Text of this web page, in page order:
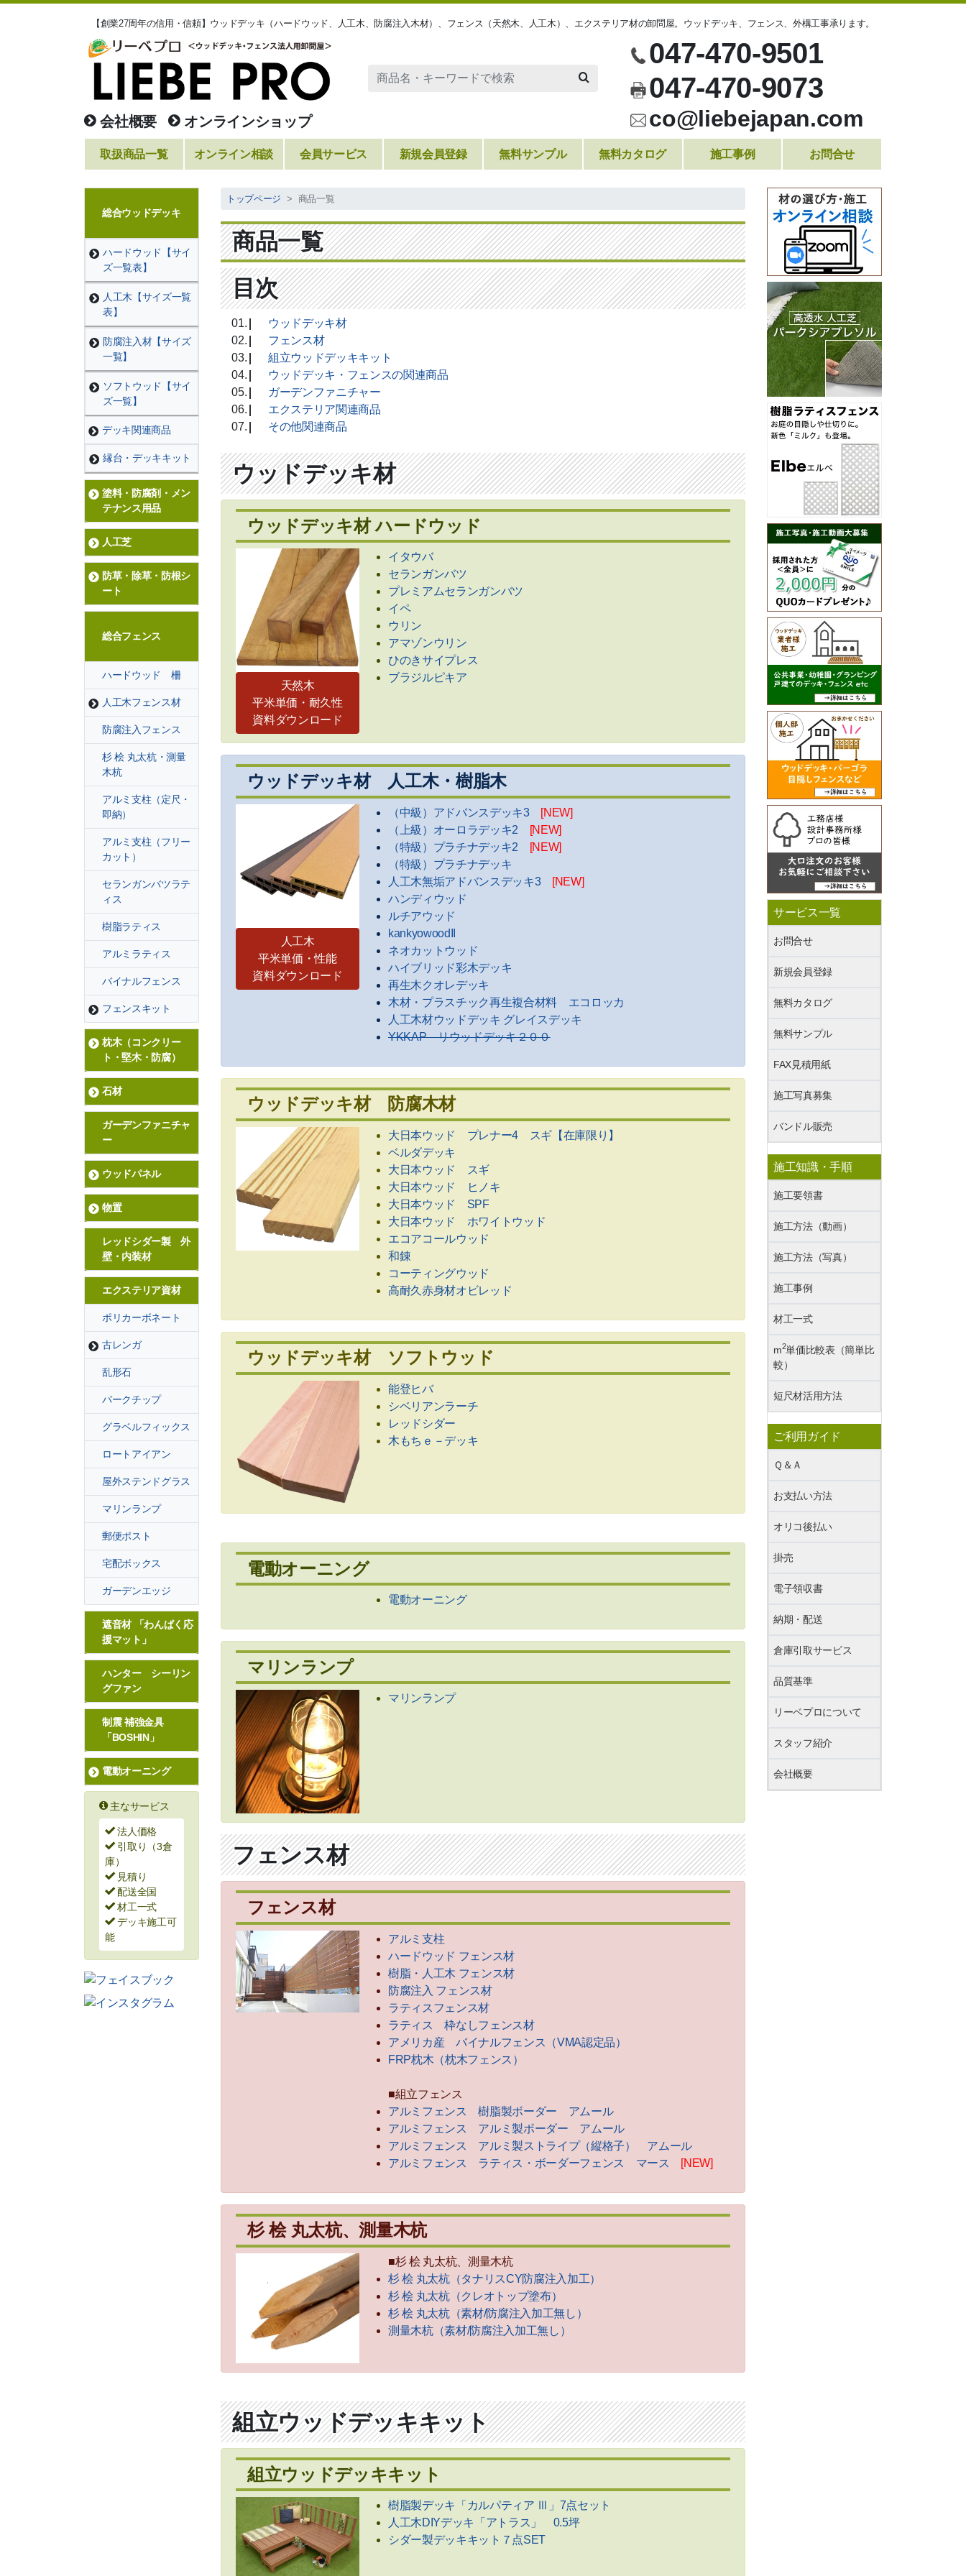
【創業27周年の信用・信頼】ウッドデッキ（ハードウッド、人工木、防腐注入木材）、フェンス（天然木、人工木）、エクステリア材の卸問屋。ウッドデッキ、フェンス、外構工事承ります。
会社概要 オンラインショップ
047-470-9501
047-470-9073
co@liebejapan.com
取扱商品一覧 オンライン相談 会員サービス 新規会員登録 無料サンプル 無料カタログ 施工事例 お問合せ
総合ウッドデッキ
ハードウッド【サイ
ズ一覧表】
人工木【サイズ一覧
表】
防腐注入材【サイズ
一覧】
ソフトウッド【サイ
ズ一覧】
デッキ関連商品
縁台・デッキキット
塗料・防腐剤・メン
テナンス用品
人工芝
防草・除草・防根シ
ート
総合フェンス
ハードウッド 柵
人工木フェンス材
防腐注入フェンス
杉 桧 丸太杭・測量
木杭
アルミ支柱（定尺・
即納）
アルミ支柱（フリー
カット）
セランガンバツラテ
ィス
樹脂ラティス
アルミラティス
バイナルフェンス
フェンスキット
枕木（コンクリー
ト・堅木・防腐）
石材
ガーデンファニチャ
ー
ウッドパネル
物置
レッドシダー製 外
壁・内装材
エクステリア資材
ポリカーボネート
古レンガ
乱形石
バークチップ
グラベルフィックス
ロートアイアン
屋外ステンドグラス
マリンランプ
郵便ポスト
宅配ボックス
ガーデンエッジ
遮音材 「わんぱく応
援マット」
ハンター シーリン
グファン
制震 補強金具
「BOSHIN」
電動オーニング
主なサービス
法人価格
引取り（3倉
庫）
見積り
配送全国
材工一式
デッキ施工可
能
トップページ 商品一覧
商品一覧
目次
ウッドデッキ材
フェンス材
組立ウッドデッキキット
ウッドデッキ・フェンスの関連商品
ガーデンファニチャー
エクステリア関連商品
その他関連商品
ウッドデッキ材
ウッドデッキ材 ハードウッド
天然木
平米単価・耐久性
資料ダウンロード
イタウバ
セランガンバツ
プレミアムセランガンバツ
イペ
ウリン
アマゾンウリン
ひのきサイプレス
ブラジルピキア
ウッドデッキ材 人工木・樹脂木
人工木
平米単価・性能
資料ダウンロード
（中級）アドバンスデッキ3
[NEW]
（上級）オーロラデッキ2
[NEW]
（特級）プラチナデッキ2
[NEW]
（特級）プラチナデッキ
人工木無垢アドバンスデッキ3
[NEW]
ハンディウッド
ルチアウッド
kankyowoodII
ネオカットウッド
ハイブリッド彩木デッキ
再生木クオレデッキ
木材・プラスチック再生複合材料 エコロッカ
人工木材ウッドデッキ グレイスデッキ
YKKAP リウッドデッキ２００
ウッドデッキ材 防腐木材
大日本ウッド プレナー4 スギ【在庫限り】
ベルダデッキ
大日本ウッド スギ
大日本ウッド ヒノキ
大日本ウッド SPF
大日本ウッド ホワイトウッド
エコアコールウッド
和錬
コーティングウッド
高耐久赤身材オビレッド
ウッドデッキ材 ソフトウッド
能登ヒバ
シベリアンラーチ
レッドシダー
木もちｅ－デッキ
電動オーニング
電動オーニング
マリンランプ
マリンランプ
フェンス材
フェンス材
アルミ支柱
ハードウッド フェンス材
樹脂・人工木 フェンス材
防腐注入 フェンス材
ラティスフェンス材
ラティス 枠なしフェンス材
アメリカ産 バイナルフェンス（VMA認定品）
FRP枕木（枕木フェンス）
■組立フェンス
アルミフェンス 樹脂製ボーダー アムール
アルミフェンス アルミ製ボーダー アムール
アルミフェンス アルミ製ストライプ（縦格子） アムール
アルミフェンス ラティス・ボーダーフェンス マース
[NEW]
杉 桧 丸太杭、測量木杭
■杉 桧 丸太杭、測量木杭
杉 桧 丸太杭（タナリスCY防腐注入加工）
杉 桧 丸太杭（クレオトップ塗布）
杉 桧 丸太杭（素材/防腐注入加工無し）
測量木杭（素材/防腐注入加工無し）
組立ウッドデッキキット
組立ウッドデッキキット
樹脂製デッキ「カルパティア Ⅲ」7点セット
人工木DIYデッキ「アトラス」 0.5坪
シダー製デッキキット７点SET
サービス一覧
お問合せ
新規会員登録
無料カタログ
無料サンプル
FAX見積用紙
施工写真募集
バンドル販売
施工知識・手順
施工要領書
施工方法（動画）
施工方法（写真）
施工事例
材工一式
m2単価比較表（簡単比
較）
短尺材活用方法
ご利用ガイド
Ｑ＆Ａ
お支払い方法
オリコ後払い
掛売
電子領収書
納期・配送
倉庫引取サービス
品質基準
リーベプロについて
スタッフ紹介
会社概要